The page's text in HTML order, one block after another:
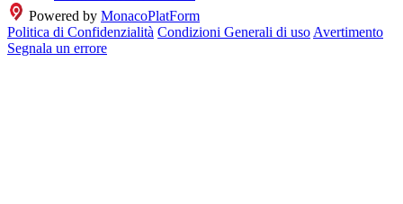
Powered by MonacoPlatForm
Politica di Confidenzialità Condizioni Generali di uso Avertimento
Segnala un errore